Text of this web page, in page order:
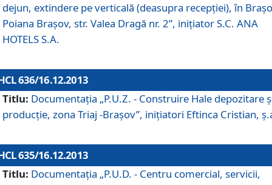
dejun, extindere pe verticală (deasupra recepţiei), în
Poiana Braşov, str. Valea Dragă nr. 2”, iniţiator S.C. ANA
HOTELS S.A.
636/16.12.2013
Titlu: Documentaţia „P.U.Z. - Construire Hale depozitare
producţie, zona Triaj -Braşov”, iniţiatori Eftinca Cristian,
635/16.12.2013
Titlu: Documentaţia „P.U.D. - Centru comercial, servicii,